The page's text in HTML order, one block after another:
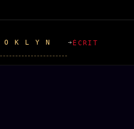
O K L Y N ÉCRIT